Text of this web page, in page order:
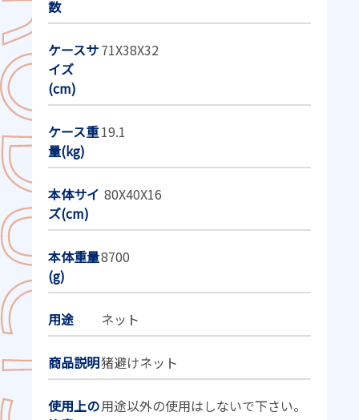
数
ケースサ
イズ
(cm)
71X38X32
ケース重
量(kg)
19.1
本体サイ
ズ(cm)
80X40X16
本体重量
(g)
8700
用途 ネット
商品説明猪避けネット
使用上の用途以外の使用はしないで下さい。